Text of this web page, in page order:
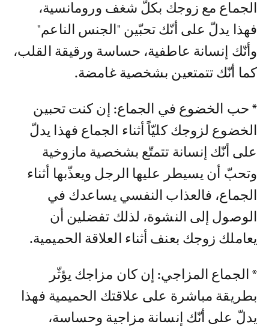
الجماع مع زوجك بكلّ شغف ورومانسية،
فهذا يدلّ على أنّك تحبّين "الجنس الناعم"
وأنّك إنسانة عاطفية، حساسة ورقيقة القلب،
كما أنّك تتمتعين بشخصية غامضة.
* حب الخضوع في الجماع: إن كنت تحبين
الخضوع لزوجك كليّاً أثناء الجماع فهذا يدلّ
على أنّك إنسانة تتمتّع بشخصية مازوخية
وتحبّ أن يسيطر عليها الرجل ويعذّبها أثناء
الجماع، فالعذاب النفسي يساعدك في
الوصول إلى النشوة، لذلك تفضلين أن
يعاملك زوجك بعنف أثناء العلاقة الحميمية.
* الجماع المزاجي: إن كان مزاجك يؤثّر
بطريقة مباشرة على علاقتك الحميمية فهذا
يدلّ على أنّك إنسانة مزاجية وحساسة،